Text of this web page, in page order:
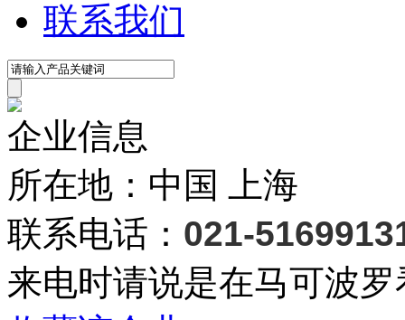
联系我们
企业信息
所在地：中国 上海
联系电话： 021-
来电时请说是在马可波